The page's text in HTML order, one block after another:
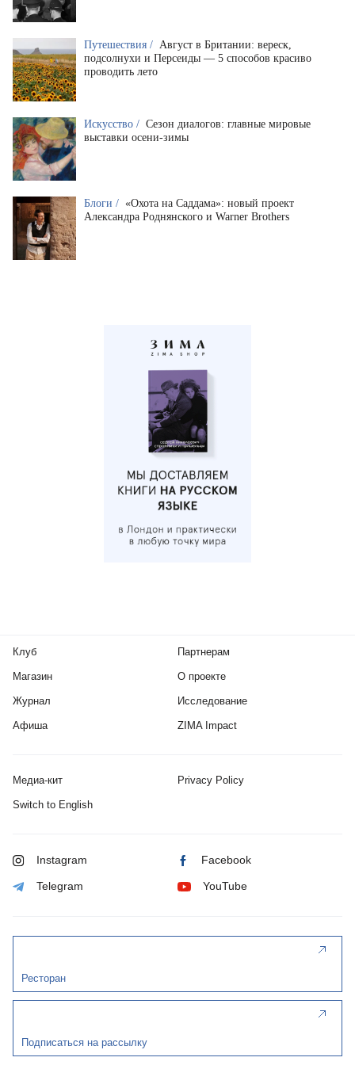
Путешествия / Август в Британии: вереск,
подсолнухи и Персеиды — 5 способов красиво
проводить лето
Искусство / Сезон диалогов: главные мировые
выставки осени-зимы
Блоги / «Охота на Саддама»: новый проект
Александра Роднянского и Warner Brothers
Клуб
Магазин
Журнал
Афиша
Партнерам
О проекте
Исследование
ZIMA Impact
Медиа-кит Privacy Policy
Switch to English
Instagram Facebook
Telegram YouTube
Ресторан
Подписаться на рассылку